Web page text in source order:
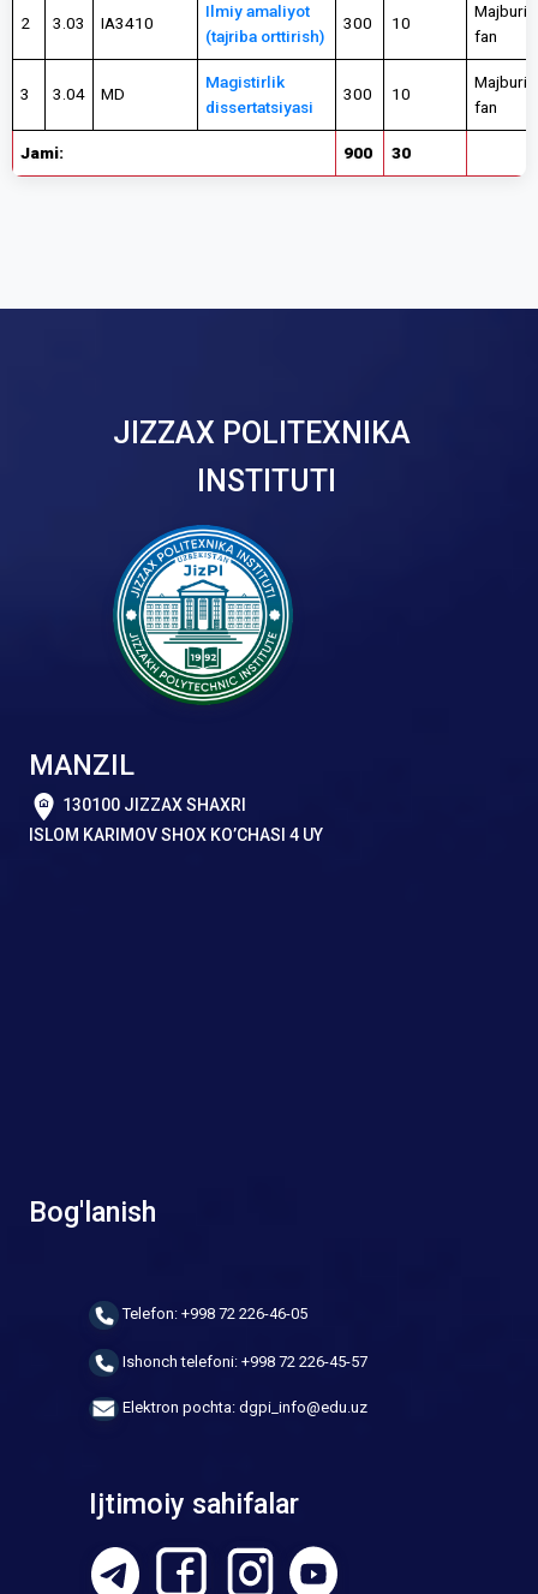
2 3.03 IA3410
Ilmiy amaliyot
(tajriba orttirish)
300 10
Majburiy
fan
3 3.04 MD
Magistirlik
dissertatsiyasi
300 10
Majburiy
fan
Jami: 900 30
JIZZAX POLITEXNIKA
INSTITUTI
MANZIL
130100 JIZZAX SHAXRI
ISLOM KARIMOV SHOX KO’CHASI 4 UY
Bog'lanish
Telefon: +998 72 226-46-05
Ishonch telefoni: +998 72 226-45-57
Elektron pochta: dgpi_info@edu.uz
Ijtimoiy sahifalar